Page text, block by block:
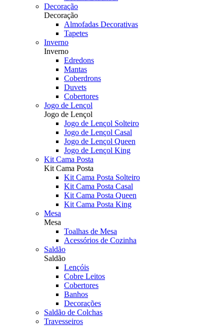
Decoração
Decoração
Almofadas Decorativas
Tapetes
Inverno
Inverno
Edredons
Mantas
Coberdrons
Duvets
Cobertores
Jogo de Lençol
Jogo de Lençol
Jogo de Lençol Solteiro
Jogo de Lençol Casal
Jogo de Lençol Queen
Jogo de Lençol King
Kit Cama Posta
Kit Cama Posta
Kit Cama Posta Solteiro
Kit Cama Posta Casal
Kit Cama Posta Queen
Kit Cama Posta King
Mesa
Mesa
Toalhas de Mesa
Acessórios de Cozinha
Saldão
Saldão
Lençóis
Cobre Leitos
Cobertores
Banhos
Decorações
Saldão de Colchas
Travesseiros